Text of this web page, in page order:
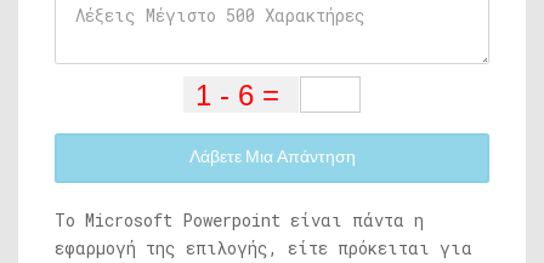
Λάβετε Μια Απάντηση
Το Microsoft Powerpoint είναι πάντα η
εφαρμογή της επιλογής, είτε πρόκειται για